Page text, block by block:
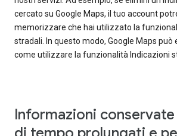
cercato su Google Maps, il tuo account
memorizzare che hai utilizzato la
stradali. In questo modo, Google Maps
come utilizzare la funzionalità Indicazioni
Informazioni